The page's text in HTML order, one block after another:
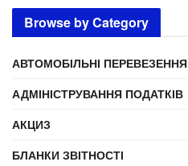
Browse by Category
АВТОМОБІЛЬНІ ПЕРЕВЕЗЕННЯ
АДМІНІСТРУВАННЯ ПОДАТКІВ
АКЦИЗ
БЛАНКИ ЗВІТНОСТІ